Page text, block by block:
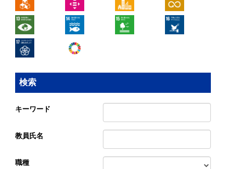
検索
キーワード
教員氏名
職種